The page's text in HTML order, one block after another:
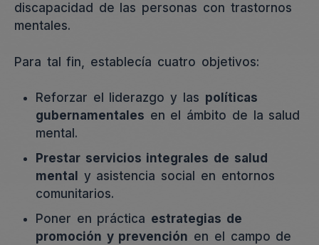
discapacidad de las personas con trastornos
mentales.
Para tal fin, establecía cuatro objetivos:
Reforzar el liderazgo y las políticas
gubernamentales en el ámbito de la salud
mental.
Prestar servicios integrales de salud
mental
y asistencia social en entornos
comunitarios.
Poner en práctica estrategias de
promoción y prevención en el campo de